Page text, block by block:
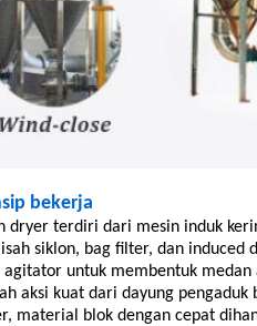
bekerja
dryer terdiri dari mesin induk
siklon, bag filter, dan induced
agitator untuk membentuk medan
aksi kuat dari dayung
material blok dengan cepat